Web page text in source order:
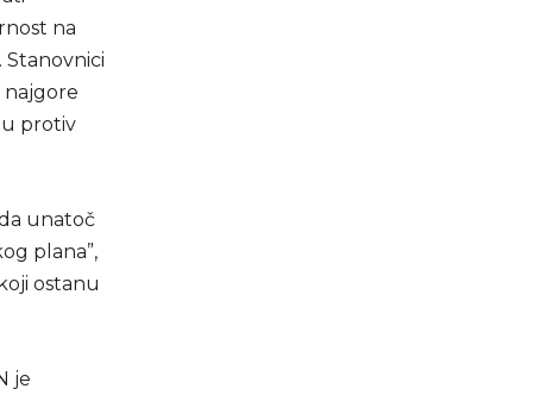
na
najgore
protiv
unatoč
plana”,
ostanu
je